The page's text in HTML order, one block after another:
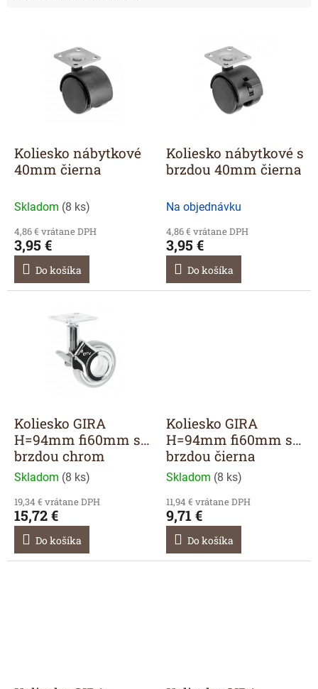
d
u
v
Koliesko nábytkové
40mm čierna
Skladom (8 ks)
4,86 € vrátane DPH
3,95 €
Do košíka
Koliesko nábytkové s
brzdou 40mm čierna
Na objednávku
4,86 € vrátane DPH
3,95 €
Do košíka
Koliesko GIRA
H=94mm fi60mm s
brzdou chrom
Skladom (8 ks)
19,34 € vrátane DPH
15,72 €
Do košíka
Koliesko GIRA
H=94mm fi60mm s
brzdou čierna
Skladom (8 ks)
11,94 € vrátane DPH
9,71 €
Do košíka